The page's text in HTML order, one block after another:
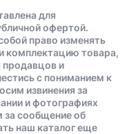
для
офертой.
право изменять
комплектацию товара,
продавцов и
с пониманием к
извинения за
и фотографиях
за сообщение об
наш каталог еще